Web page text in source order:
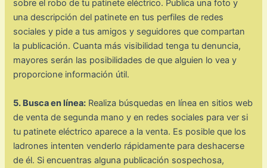
sobre el robo de tu patinete eléctrico. Publica una foto y
una descripción del patinete en tus perfiles de redes
sociales y pide a tus amigos y seguidores que compartan
la publicación. Cuanta más visibilidad tenga tu denuncia,
mayores serán las posibilidades de que alguien lo vea y
proporcione información útil.
5. Busca en línea: Realiza búsquedas en línea en sitios web
de venta de segunda mano y en redes sociales para ver si
tu patinete eléctrico aparece a la venta. Es posible que los
ladrones intenten venderlo rápidamente para deshacerse
de él. Si encuentras alguna publicación sospechosa,